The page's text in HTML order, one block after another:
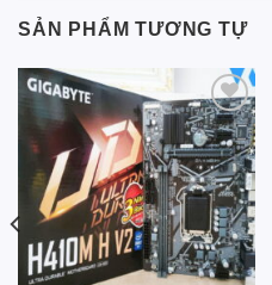
SẢN PHẨM TƯƠNG TỰ
Add to
wishlist